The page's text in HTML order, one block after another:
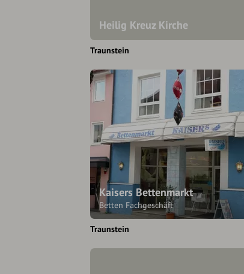
Heilig Kreuz Kirche
Traunstein
Kaisers Bettenmarkt
Betten Fachgeschäft
Traunstein